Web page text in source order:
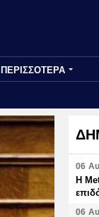
ΠΕΡΙΣΣΟΤΕΡΑ
06
H
06